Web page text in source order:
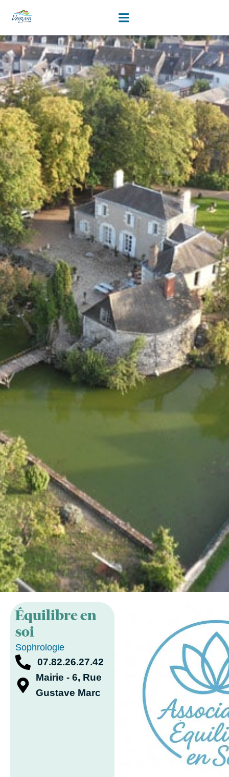
principalsoi
Équilibre en
soi
Sophrologie
07.82.26.27.42
Mairie - 6, Rue
Gustave Marc